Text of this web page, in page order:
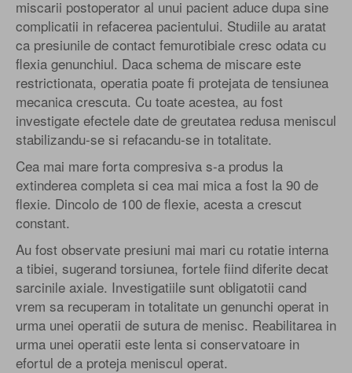
miscarii postoperator al unui pacient aduce dupa sine
complicatii in refacerea pacientului. Studiile au aratat
ca presiunile de contact femurotibiale cresc odata cu
flexia genunchiul. Daca schema de miscare este
restrictionata, operatia poate fi protejata de tensiunea
mecanica crescuta. Cu toate acestea, au fost
investigate efectele date de greutatea redusa meniscul
stabilizandu-se si refacandu-se in totalitate.
Cea mai mare forta compresiva s-a produs la
extinderea completa si cea mai mica a fost la 90 de
flexie. Dincolo de 100 de flexie, acesta a crescut
constant.
Au fost observate presiuni mai mari cu rotatie interna
a tibiei, sugerand torsiunea, fortele fiind diferite decat
sarcinile axiale. Investigatiile sunt obligatotii cand
vrem sa recuperam in totalitate un genunchi operat in
urma unei operatii de sutura de menisc. Reabilitarea in
urma unei operatii este lenta si conservatoare in
efortul de a proteja meniscul operat.